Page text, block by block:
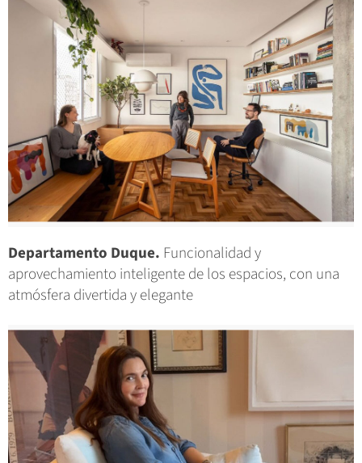
Departamento Duque. Funcionalidad y
aprovechamiento inteligente de los espacios, con una
atmósfera divertida y elegante